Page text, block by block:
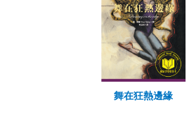
舞在狂熱邊緣